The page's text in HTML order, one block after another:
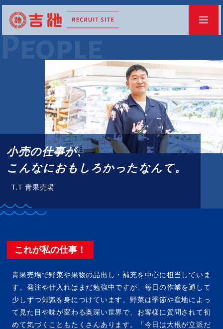
小売の仕事が、
こんなにおもしろかったなんて。
T.T 青果売場
これが私の仕事！
青果売場で野菜や果物の品出し・補充を中心に担当していま
す。発注や仕入れはまだ勉強中ですが、毎日の作業を通して
少しずつ知識を身につけています。野菜は季節や産地によっ
て見た目や味が変わる奥深い世界で、お客様に質問されて初
めて気づくこともたくさんあります。「今日は大根が立派だ